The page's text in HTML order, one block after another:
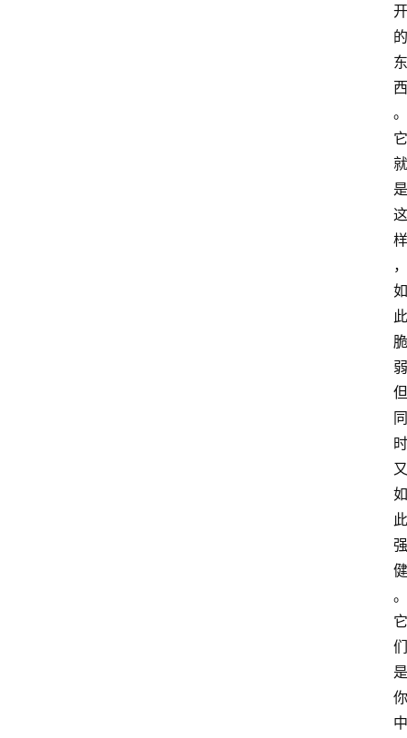
开
的
东
西
。
它
就
是
这
样
，
如
此
脆
弱
但
同
时
又
如
此
强
健
。
它
们
是
你
中